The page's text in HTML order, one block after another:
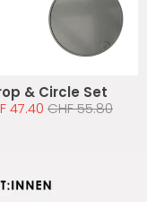
& Circle Set
47.40 CHF 55.80